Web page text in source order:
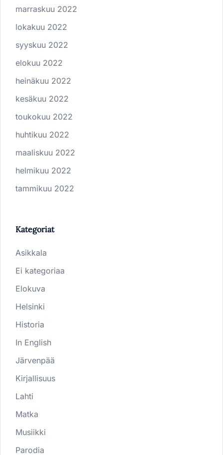
marraskuu 2022
lokakuu 2022
syyskuu 2022
elokuu 2022
heinäkuu 2022
kesäkuu 2022
toukokuu 2022
huhtikuu 2022
maaliskuu 2022
helmikuu 2022
tammikuu 2022
Kategoriat
Asikkala
Ei kategoriaa
Elokuva
Helsinki
Historia
In English
Järvenpää
Kirjallisuus
Lahti
Matka
Musiikki
Parodia